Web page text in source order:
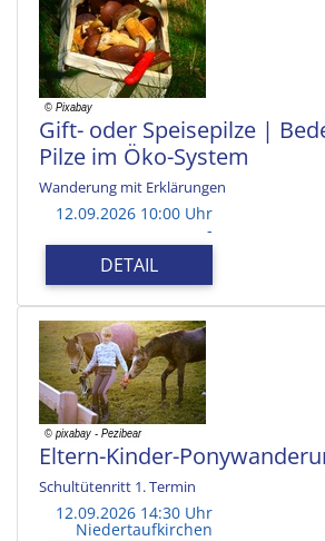
Gift- oder Speisepilze |
Pilze im Öko-System
Wanderung mit Erklärungen
12.09.2026 10:00 Uhr
-
DETAIL
Eltern-Kinder-
Schultütenritt 1. Termin
12.09.2026 14:30 Uhr
Niedertaufkirchen